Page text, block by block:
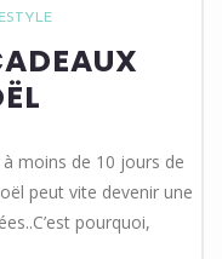
moins de 10 jours de
peut vite devenir une
pourquoi,